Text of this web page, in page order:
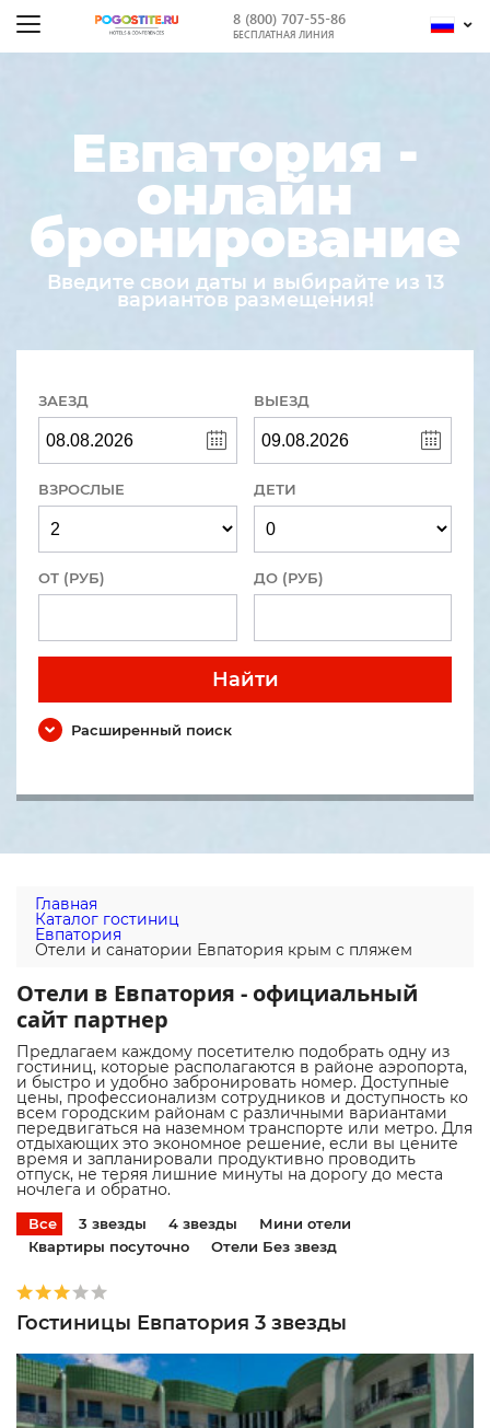
8 (800) 707-55-86
БЕСПЛАТНАЯ ЛИНИЯ
Евпатория -
онлайн
бронирование
Введите свои даты и выбирайте из 13
вариантов размещения!
ЗАЕЗД ВЫЕЗД
ВЗРОСЛЫЕ ДЕТИ
ОТ (РУБ) ДО (РУБ)
Найти
Расширенный поиск
Главная
Каталог гостиниц
Евпатория
Отели и санатории Евпатория крым с пляжем
Отели в Евпатория - официальный
сайт партнер
Предлагаем каждому посетителю подобрать одну из
гостиниц, которые располагаются в районе аэропорта,
и быстро и удобно забронировать номер. Доступные
цены, профессионализм сотрудников и доступность ко
всем городским районам с различными вариантами
передвигаться на наземном транспорте или метро. Для
отдыхающих это экономное решение, если вы цените
время и запланировали продуктивно проводить
отпуск, не теряя лишние минуты на дорогу до места
ночлега и обратно.
Все 3 звезды 4 звезды
Мини отели
Квартиры посуточно
Отели Без звезд
Гостиницы Евпатория 3 звезды